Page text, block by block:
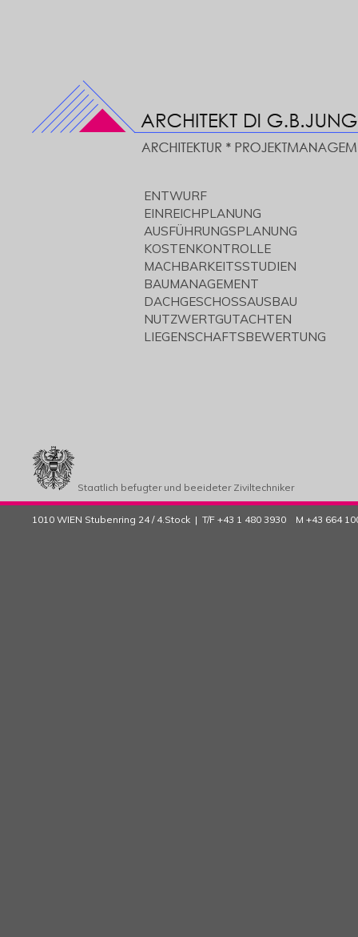
ENTWURF
EINREICHPLANUNG
AUSFÜHRUNGSPLANUNG
KOSTENKONTROLLE
MACHBARKEITSSTUDIEN
BAUMANAGEMENT
DACHGESCHOSSAUSBAU
NUTZWERTGUTACHTEN
LIEGENSCHAFTSBEWERTUNG
Staatlich befugter und beeideter Ziviltechniker
1010 WIEN Stubenring 24 / 4.Stock | T/F +43 1 480 3930 M +43 664